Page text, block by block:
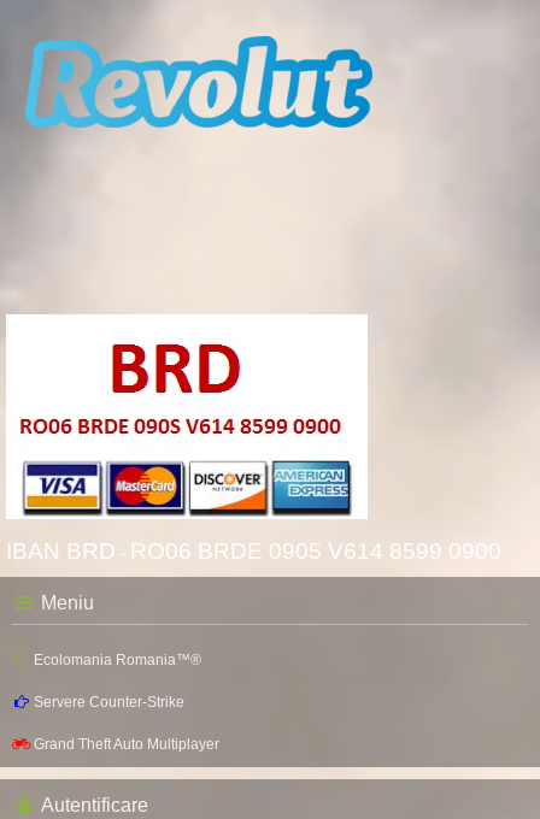
IBAN BRD - RO06 BRDE 0905 V614 8599 0900
Meniu
Ecolomania Romania™®
Servere Counter-Strike
Grand Theft Auto Multiplayer
Autentificare